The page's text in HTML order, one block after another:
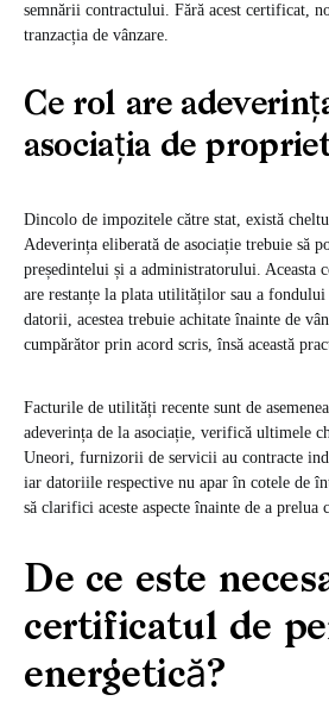
semnării contractului. Fără acest certificat,
tranzacția de vânzare.
Ce rol are
asociația de
Dincolo de impozitele către stat, există
Adeverința eliberată de asociație trebuie să
președintelui și a administratorului. Aceasta
are restanțe la plata utilităților sau a
datorii, acestea trebuie achitate înainte de
cumpărător prin acord scris, însă această
Facturile de utilități recente sunt de
adeverința de la asociație, verifică ultimele
Uneori, furnizorii de servicii au contracte
iar datoriile respective nu apar în cotele de
să clarifici aceste aspecte înainte de a prelua
De ce este
certificatul de
energetică?